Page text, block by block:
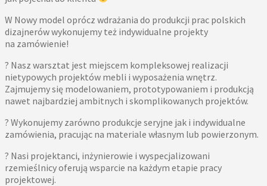
W Nowy model oprócz wdrażania do produkcji prac polskich
dizajnerów wykonujemy też indywidualne projekty
na zamówienie!
? Nasz warsztat jest miejscem kompleksowej realizacji
nietypowych projektów mebli i wyposażenia wnętrz.
Zajmujemy się modelowaniem, prototypowaniem i produkcją
nawet najbardziej ambitnych i skomplikowanych projektów.
? Wykonujemy zarówno produkcje seryjne jak i indywidualne
zamówienia, pracując na materiale własnym lub powierzonym.
? Nasi projektanci, inżynierowie i wyspecjalizowani
rzemieślnicy oferują wsparcie na każdym etapie pracy
projektowej.